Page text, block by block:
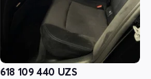
618 109 440 UZS